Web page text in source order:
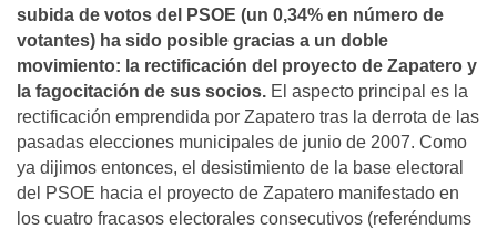
subida de votos del PSOE (un 0,34% en número de
votantes) ha sido posible gracias a un doble
movimiento: la rectificación del proyecto de Zapatero y
la fagocitación de sus socios. El aspecto principal es la
rectificación emprendida por Zapatero tras la derrota de las
pasadas elecciones municipales de junio de 2007. Como
ya dijimos entonces, el desistimiento de la base electoral
del PSOE hacia el proyecto de Zapatero manifestado en
los cuatro fracasos electorales consecutivos (referéndums